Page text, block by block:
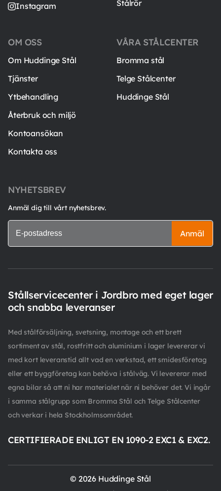
Instagram
Stålrör
VÅRA STÅLCENTER
Bromma stål
Telge Stålcenter
Huddinge Stål
OM OSS
Om Huddinge Stål
Tjänster
Ytbehandling
Återbruk och miljö
Kontoansökan
Kontakta oss
NYHETSBREV
Anmäl dig till vårt nyhetsbrev.
Anmäl
Stållservicecenter i Jordbro med eget lager
och snabba leveranser
Med stålförsäljning, svetsning, montage och ett brett
sortiment av stål, rostfritt och aluminium i lager levererar vi
med kort leveranstid allt vad en verkstad, ett smidesföretag
eller ett byggföretag kan behöva i stålväg. Vi levererar med
egna bilar så att ni har materialet när ni behöver det. Vi ingår
i samma stålgrupp som Bromma Stål och Telge Stålcenter
och verkar i hela Stockholmsområdet.
CERTIFIERADE ENLIGT EN 1090-2 EXC1 & EXC2.
© 2026 Huddinge Stål